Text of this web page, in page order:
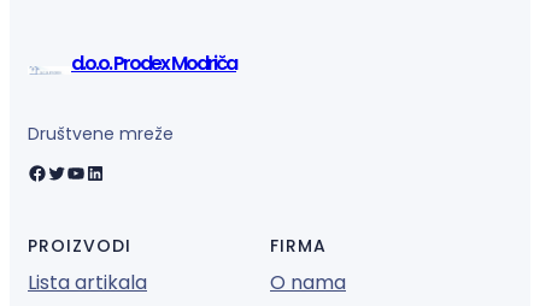
d.o.o. Prodex Modriča
Društvene mreže
Facebook Twitter YouTube LinkedIn
PROIZVODI
Lista artikala
FIRMA
O nama